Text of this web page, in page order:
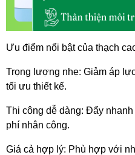
Ưu điểm nổi bật của thạch
Trọng lượng nhẹ: Giảm áp
tối ưu thiết kế.
Thi công dễ dàng: Đẩy
phí nhân công.
Giá cả hợp lý: Phù hợp với